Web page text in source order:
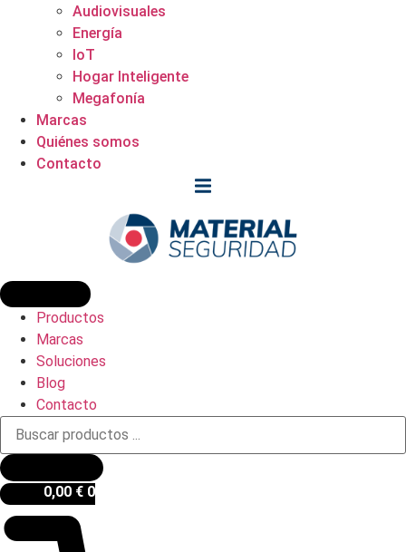
Audiovisuales
Energía
IoT
Hogar Inteligente
Megafonía
Marcas
Quiénes somos
Contacto
Productos
Marcas
Soluciones
Blog
Contacto
Búsqueda
productos
0,00 € 0